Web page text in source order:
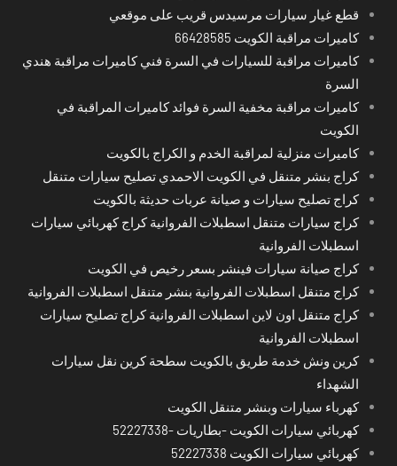
قطع غيار سيارات مرسيدس قريب على موقعي
كاميرات مراقبة الكويت 66428585
كاميرات مراقبة للسيارات في السرة فني كاميرات مراقبة هندي
السرة
كاميرات مراقبة مخفية السرة فوائد كاميرات المراقبة في
الكويت
كاميرات منزلية لمراقبة الخدم و الكراج بالكويت
كراج بنشر متنقل في الكويت الاحمدي تصليح سيارات متنقل
كراج تصليح سيارات و صيانة عربات حديثة بالكويت
كراج سيارات متنقل اسطبلات الفروانية كراج كهربائي سيارات
اسطبلات الفروانية
كراج صيانة سيارات فينشر بسعر رخيص في الكويت
كراج متنقل اسطبلات الفروانية بنشر متنقل اسطبلات الفروانية
كراج متنقل اون لاين اسطبلات الفروانية كراج تصليح سيارات
اسطبلات الفروانية
كرين ونش خدمة طريق بالكويت سطحة كرين نقل سيارات
الشهداء
كهرباء سيارات وبنشر متنقل الكويت
كهربائي سيارات الكويت -بطاريات -52227338
كهربائي سيارات الكويت 52227338